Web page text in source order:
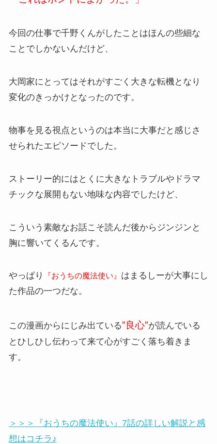
今回の仕事で千野くんがしたことはほんの些細な
ことでしかないんだけど、
大岡家にとってはそれがすごく大きな転機となり
変化のきっかけとなったのです。
物事を見る視点というのは本当に大事だと感じさ
せられたエピソードでした。
ストーリー的にはとくに大きなトラブルやドラマ
チックな展開もない地味な内容でしたけど、
こういう素敵なお話こそ読んだ後からジンジンと
胸に響いてくるんです。
やっぱり 『おうちの魔法使い』 はまるしーが大事にし
た作品の一つだな。
この漫画からにじみ出ている”良心”が読んでいる
とひしひし伝わって来て心がすごく落ち着きま
す。
＞＞＞『おうちの魔法使い』7話の詳しい解説と感
想はコチラ♪